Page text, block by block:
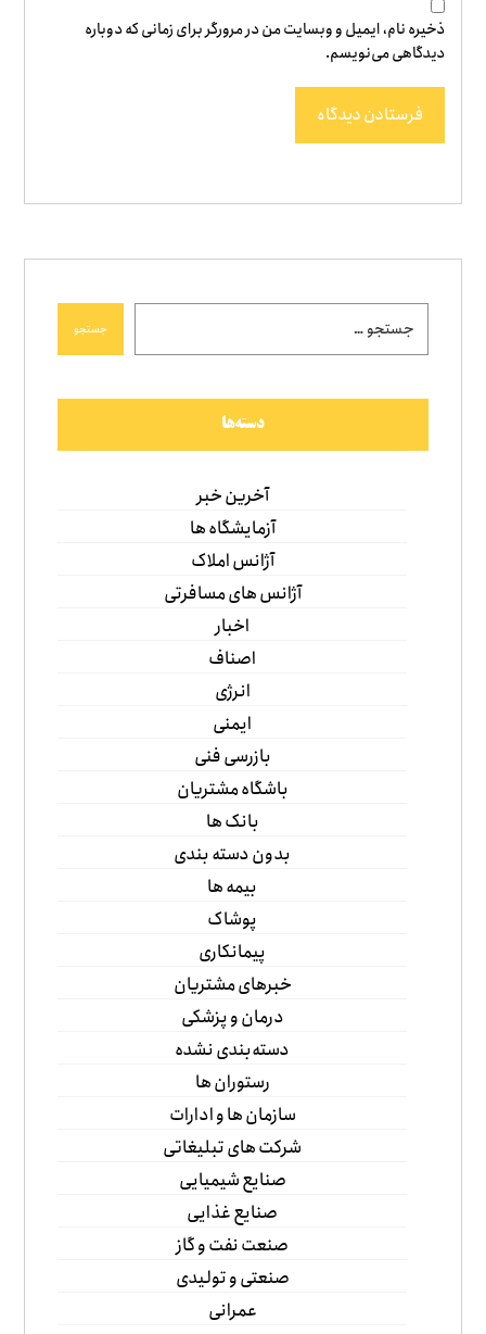
ذخیره نام، ایمیل و وبسایت من در مرورگر برای زمانی که دوباره
دیدگاهی می‌نویسم.
فرستادن دیدگاه
جستجو
دسته‌ها
آخرین خبر
آزمایشگاه ها
آژانس املاک
آژانس های مسافرتی
اخبار
اصناف
انرژی
ایمنی
بازرسی فنی
باشگاه مشتریان
بانک ها
بدون دسته بندی
بیمه ها
پوشاک
پیمانکاری
خبرهای مشتریان
درمان و پزشکی
دسته‌بندی نشده
رستوران ها
سازمان ها و ادارات
شرکت های تبلیغاتی
صنایع شیمیایی
صنایع غذایی
صنعت نفت و گاز
صنعتی و تولیدی
عمرانی